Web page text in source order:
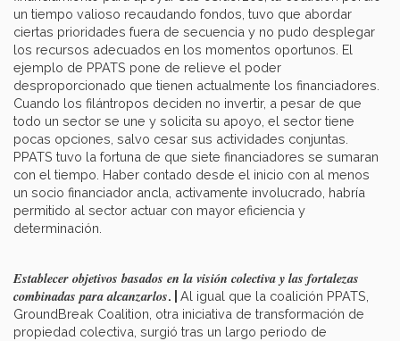
un tiempo valioso recaudando fondos, tuvo que abordar
ciertas prioridades fuera de secuencia y no pudo desplegar
los recursos adecuados en los momentos oportunos. El
ejemplo de PPATS pone de relieve el poder
desproporcionado que tienen actualmente los financiadores.
Cuando los filántropos deciden no invertir, a pesar de que
todo un sector se une y solicita su apoyo, el sector tiene
pocas opciones, salvo cesar sus actividades conjuntas.
PPATS tuvo la fortuna de que siete financiadores se sumaran
con el tiempo. Haber contado desde el inicio con al menos
un socio financiador ancla, activamente involucrado, habría
permitido al sector actuar con mayor eficiencia y
determinación.
Establecer objetivos basados en la visión colectiva y las fortalezas
combinadas para alcanzarlos. | Al igual que la coalición PPATS,
GroundBreak Coalition, otra iniciativa de transformación de
propiedad colectiva, surgió tras un largo periodo de